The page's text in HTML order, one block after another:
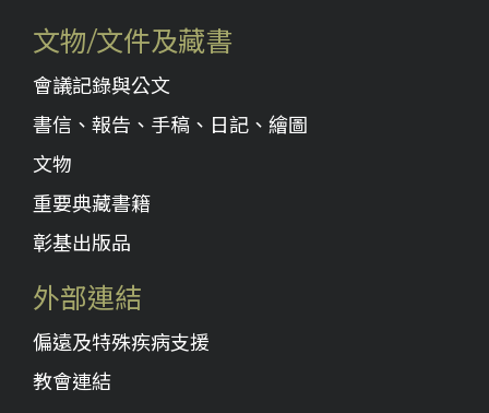
文物/文件及藏書
會議記錄與公文
書信、報告、手稿、日記、繪圖
文物
重要典藏書籍
彰基出版品
外部連結
偏遠及特殊疾病支援
教會連結